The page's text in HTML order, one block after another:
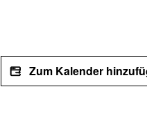
Zum Kalender